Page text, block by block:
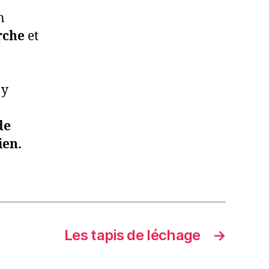
et
→
Les tapis de léchage